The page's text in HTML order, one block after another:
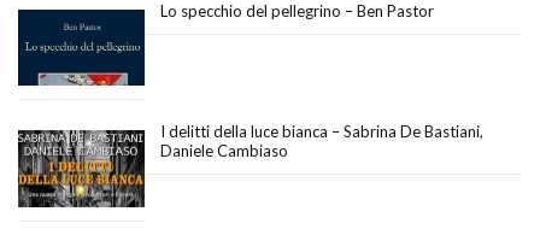
Lo specchio del pellegrino – Ben Pastor
I delitti della luce bianca – Sabrina De Bastiani,
Daniele Cambiaso